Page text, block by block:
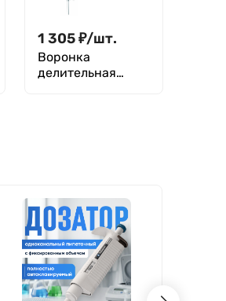
1 305₽/шт.
Воронка
делительная